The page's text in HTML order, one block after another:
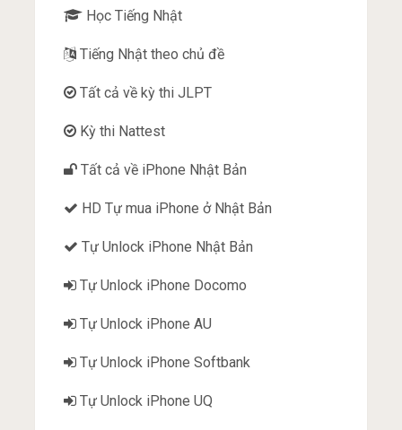
Học Tiếng Nhật
Tiếng Nhật theo chủ đề
Tất cả về kỳ thi JLPT
Kỳ thi Nattest
Tất cả về iPhone Nhật Bản
HD Tự mua iPhone ở Nhật Bản
Tự Unlock iPhone Nhật Bản
Tự Unlock iPhone Docomo
Tự Unlock iPhone AU
Tự Unlock iPhone Softbank
Tự Unlock iPhone UQ